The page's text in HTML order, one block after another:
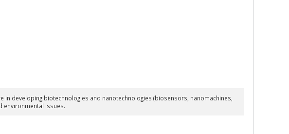
developing biotechnologies and nanotechnologies (biosensors, nanomachines,
environmental issues.